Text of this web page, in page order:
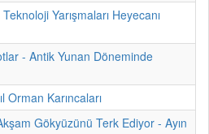
Yarışmaları Heyecanı
- Antik Yunan Döneminde
Orman Karıncaları
Gökyüzünü Terk Ediyor - Ayın